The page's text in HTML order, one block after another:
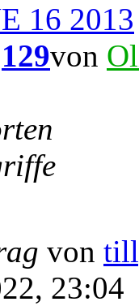
16 2013
129von
von
23:04